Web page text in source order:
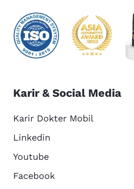
Karir & Social Media
Karir Dokter Mobil
Linkedin
Youtube
Facebook